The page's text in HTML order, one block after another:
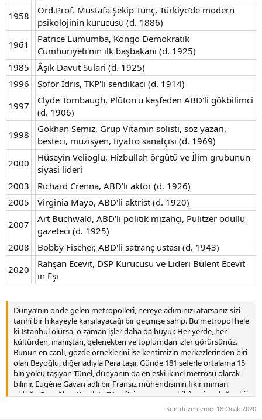
1958
Ord.Prof. Mustafa Şekip Tunç, Türkiye'de modern
psikolojinin kurucusu (d. 1886)
1961
Patrice Lumumba, Kongo Demokratik
Cumhuriyeti'nin ilk başbakanı (d. 1925)
1985
Âşık Davut Sulari (d. 1925)
1996
Şoför İdris, TKP'li sendikacı (d. 1914)
1997
Clyde Tombaugh, Plüton'u keşfeden ABD'li gökbilimci
(d. 1906)
1998
Gökhan Semiz, Grup Vitamin solisti, söz yazarı,
besteci, müzisyen, tiyatro sanatçısı (d. 1969)
2000
Hüseyin Velioğlu, Hizbullah örgütü ve İlim grubunun
siyasi lideri
2003
Richard Crenna, ABD'li aktör (d. 1926)
2005
Virginia Mayo, ABD'li aktrist (d. 1920)
2007
Art Buchwald, ABD'li politik mizahçı, Pulitzer ödüllü
gazeteci (d. 1925)
2008
Bobby Fischer, ABD'li satranç ustası (d. 1943)
2020
Rahşan Ecevit, DSP Kurucusu ve Lideri Bülent Ecevit
in Eşi
Dünya’nın önde gelen metropolleri, nereye adımınızı atarsanız sizi
tarihî bir hikayeyle karşılayacağı bir geçmişe sahip. Bu metropol hele
ki İstanbul olursa, o zaman işler daha da büyür. Her yerde, her
kültürden, inanıştan, gelenekten ve toplumdan izler görürsünüz.
Bunun en canlı, gözde örneklerini ise kentimizin merkezlerinden biri
olan Beyoğlu, diğer adıyla Pera taşır. Günde 181 seferle ortalama 15
bin yolcu taşıyan Tünel, dünyanın da en eski ikinci metrosu olarak
bilinir. Eugène Gavan adlı bir Fransız mühendisinin fikir mimarı
olduğu Beyoğlu – Karaköy Tüneli’nin muazzam hikâyesine doğru bir
Son düzenleme: 18 Ocak 2020